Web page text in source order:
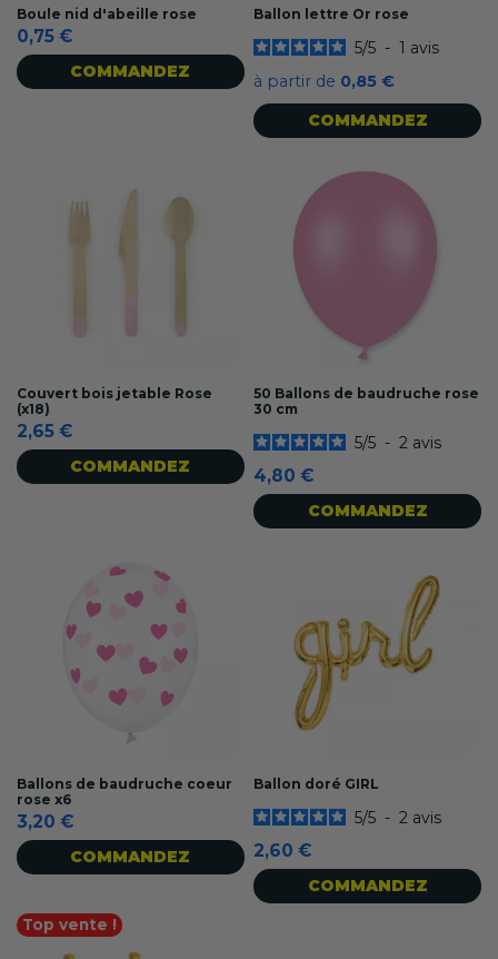
Boule nid d'abeille rose
0,75 €
COMMANDEZ
Ballon lettre Or rose
5/5 - 1 avis
à partir de 0,85 €
COMMANDEZ
Couvert bois jetable Rose
(x18)
2,65 €
COMMANDEZ
50 Ballons de baudruche rose
30 cm
5/5 - 2 avis
4,80 €
COMMANDEZ
Ballons de baudruche coeur
rose x6
3,20 €
COMMANDEZ
Ballon doré GIRL
5/5 - 2 avis
2,60 €
COMMANDEZ
Top vente !